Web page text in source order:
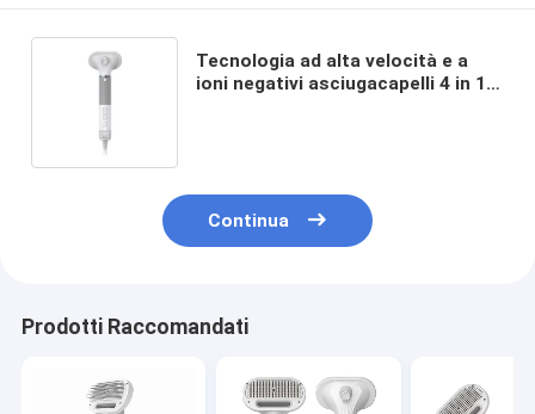
Tecnologia ad alta velocità e a
ioni negativi asciugacapelli 4 in 1
Continua
Prodotti Raccomandati